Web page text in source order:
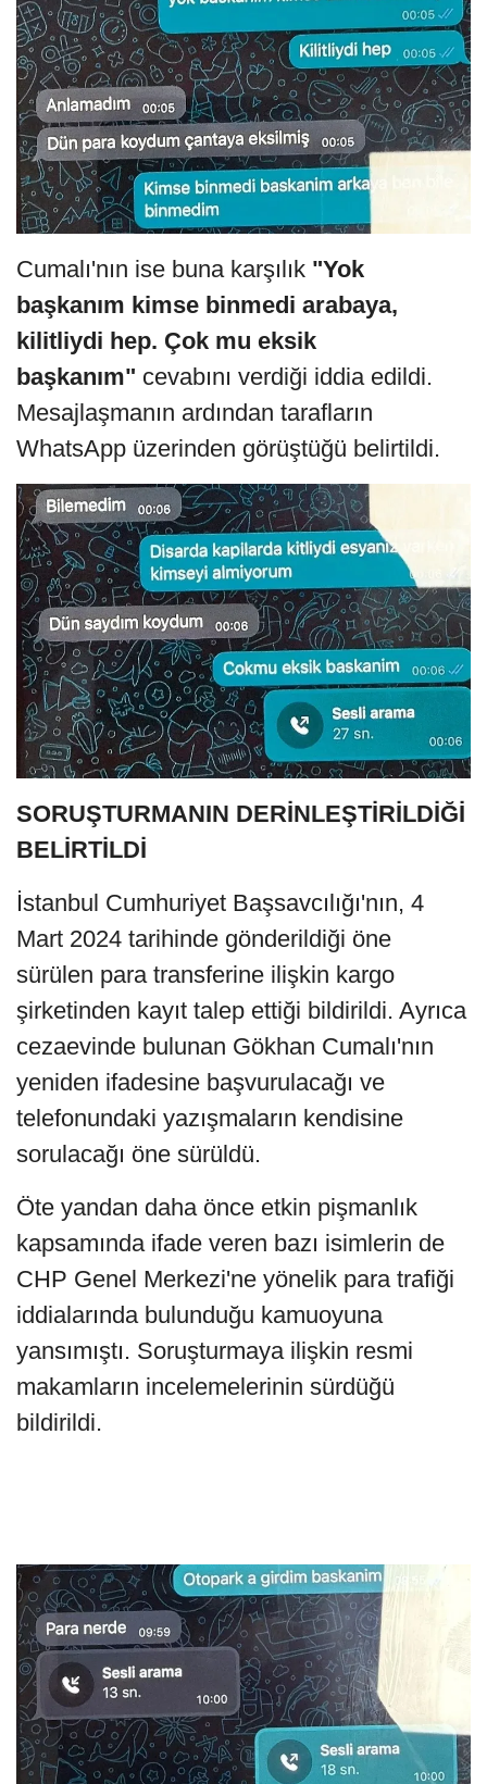
Cumalı'nın ise buna karşılık "Yok
başkanım kimse binmedi arabaya,
kilitliydi hep. Çok mu eksik
başkanım" cevabını verdiği iddia edildi.
Mesajlaşmanın ardından tarafların
WhatsApp üzerinden görüştüğü belirtildi.
SORUŞTURMANIN DERİNLEŞTİRİLDİĞİ
BELİRTİLDİ
İstanbul Cumhuriyet Başsavcılığı'nın, 4
Mart 2024 tarihinde gönderildiği öne
sürülen para transferine ilişkin kargo
şirketinden kayıt talep ettiği bildirildi. Ayrıca
cezaevinde bulunan Gökhan Cumalı'nın
yeniden ifadesine başvurulacağı ve
telefonundaki yazışmaların kendisine
sorulacağı öne sürüldü.
Öte yandan daha önce etkin pişmanlık
kapsamında ifade veren bazı isimlerin de
CHP Genel Merkezi'ne yönelik para trafiği
iddialarında bulunduğu kamuoyuna
yansımıştı. Soruşturmaya ilişkin resmi
makamların incelemelerinin sürdüğü
bildirildi.